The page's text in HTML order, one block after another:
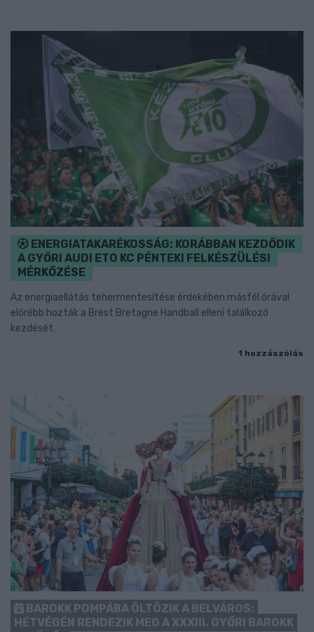
ENERGIATAKARÉKOSSÁG: KORÁBBAN KEZDŐDIK
A GYŐRI AUDI ETO KC PÉNTEKI FELKÉSZÜLÉSI
MÉRKŐZÉSE
Az energiaellátás tehermentesítése érdekében másfél órával
előrébb hozták a Brest Bretagne Handball elleni találkozó
kezdését.
1 hozzászólás
BAROKK POMPÁBA ÖLTÖZIK A BELVÁROS:
HÉTVÉGÉN RENDEZIK MEG A XXXIII. GYŐRI BAROKK